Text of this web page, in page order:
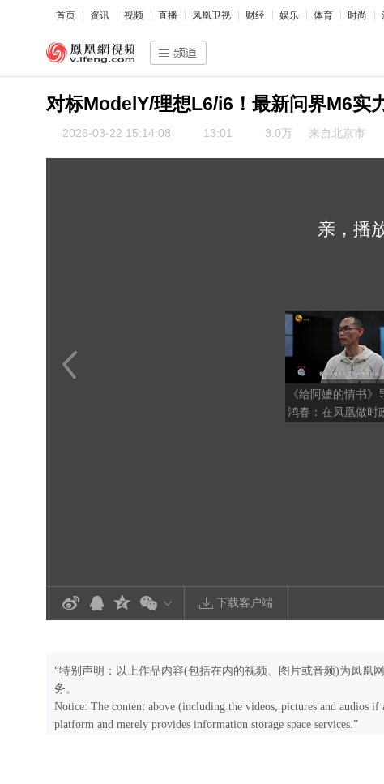
首页 资讯 视频 直播 凤凰卫视 财经 娱乐 体育 时尚
对标ModelY/理想L6/i6！最新问界M6实
2026-03-22 15:14:08 13:01 3.0万 来自北京市
亲，播
《给阿嬷的情书》
鸿春：在凤凰做时
下载客户端
“特别声明：以上作品内容(包括在内的视频、图片或音频)为凤凰
务。
Notice: The content above (including the videos, pictures and audios
platform and merely provides information storage space services.”